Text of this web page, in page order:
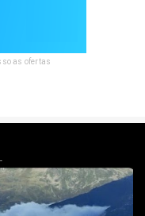
as ofertas